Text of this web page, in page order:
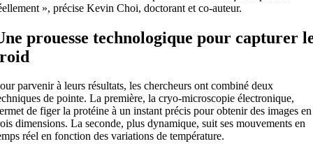
», précise Kevin Choi, doctorant et co-auteur.
prouesse technologique pour capturer
parvenir à leurs résultats, les chercheurs ont combiné deux
de pointe. La première, la cryo-microscopie électronique,
de figer la protéine à un instant précis pour obtenir des images en
dimensions. La seconde, plus dynamique, suit ses mouvements en
réel en fonction des variations de température.